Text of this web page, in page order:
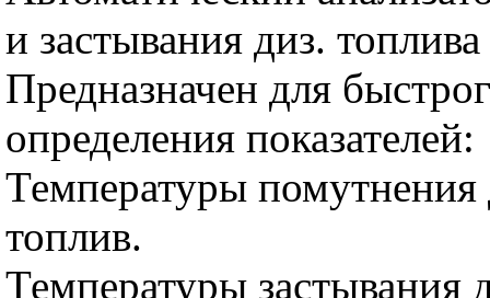
и застывания диз.
Предназначен для
определения показателей:
Температуры помутнения
топлив.
Температуры застывания